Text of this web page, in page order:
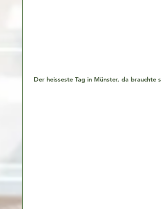
Der heisseste Tag in Münster, da brauchte